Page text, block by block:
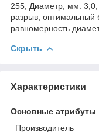
255, Диаметр, мм: 3,0,
разрыв, оптимальный
равномерность
Скрыть
Характеристики
Основные атрибуты
Производитель